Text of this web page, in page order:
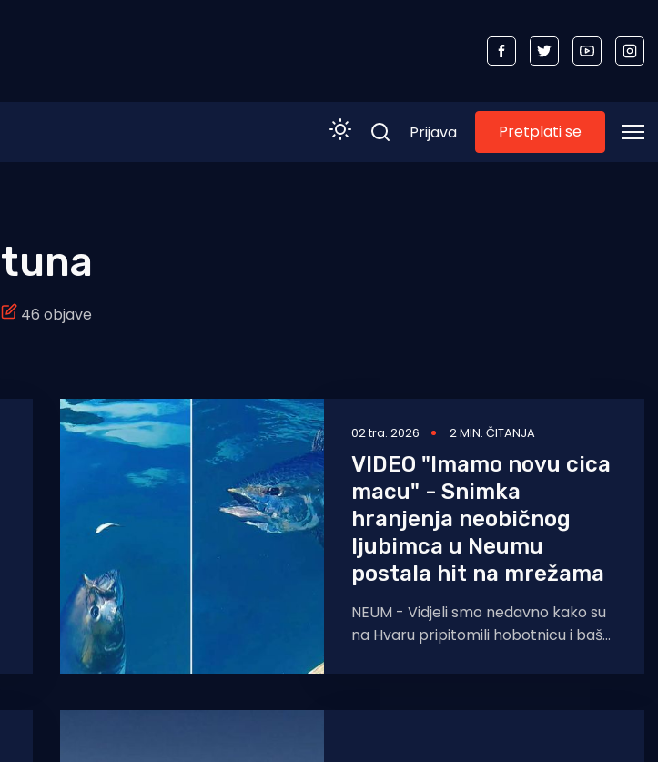
Prijava Pretplati se
tuna
46 objave
02 tra. 2026 2 MIN. ČITANJA
VIDEO "Imamo novu cica
macu" - Snimka
hranjenja neobičnog
ljubimca u Neumu
postala hit na mrežama
NEUM - Vidjeli smo nedavno kako su
na Hvaru pripitomili hobotnicu i baš
Neuma stiže